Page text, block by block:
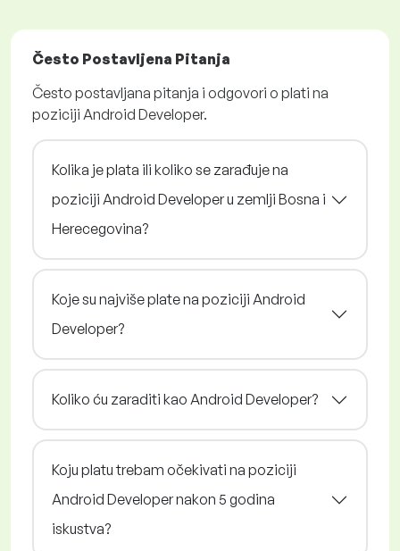
Često Postavljena Pitanja
Često postavljana pitanja i odgovori o plati na
poziciji Android Developer.
Kolika je plata ili koliko se zarađuje na
poziciji Android Developer u zemlji Bosna i
Herecegovina?
Koje su najviše plate na poziciji Android
Developer?
Koliko ću zaraditi kao Android Developer?
Koju platu trebam očekivati na poziciji
Android Developer nakon 5 godina
iskustva?